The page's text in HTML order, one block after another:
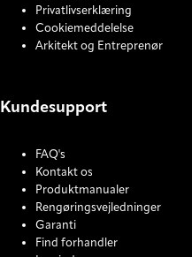
Privatlivserklæring
Cookiemeddelelse
Arkitekt og Entreprenør
Kundesupport
FAQ's
Kontakt os
Produktmanualer
Rengøringsvejledninger
Garanti
Find forhandler